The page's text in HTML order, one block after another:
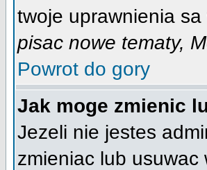
twoje uprawnienia
pisac nowe tematy,
Powrot do gory
Jak moge zmienic
Jezeli nie jestes
zmieniac lub usuwac